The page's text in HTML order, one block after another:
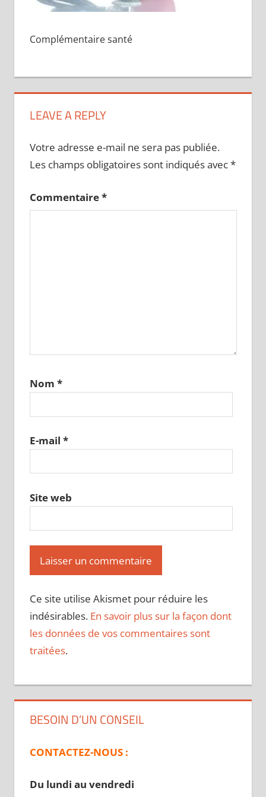
Complémentaire santé
LEAVE A REPLY
Votre adresse e-mail ne sera pas publiée.
Les champs obligatoires sont indiqués avec*
Commentaire*
Nom *
E-mail *
Site web
Ce site utilise Akismet pour réduire les
indésirables. En savoir plus sur la façon dont
les données de vos commentaires sont
traitées.
BESOIN D’UN CONSEIL
CONTACTEZ-NOUS :
Du lundi au vendredi